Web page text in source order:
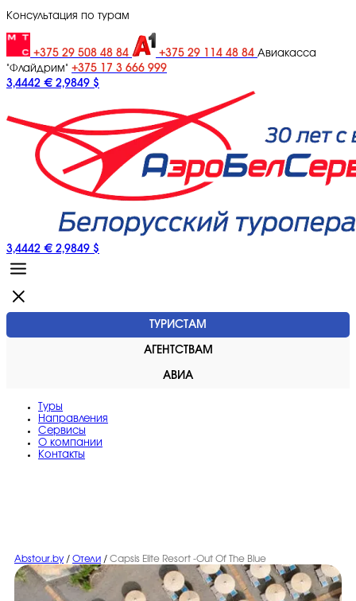
Консультация по турам
+375 29 508 48 84 +375 29 114 48 84 Авиакасса
"Флайдрим" +375 17 3 666 999
3,4442 € 2,9849 $
3,4442 € 2,9849 $
ТУРИСТАМ
АГЕНТСТВАМ
АВИА
Туры
Направления
Сервисы
O компании
Контакты
Abstour.by / Отели / Capsis Elite Resort -Out Of The Blue